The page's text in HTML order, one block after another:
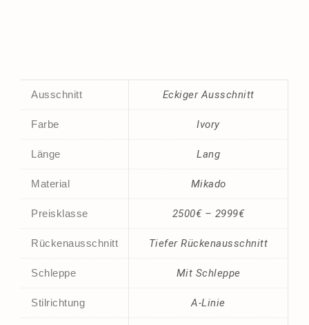
Ausschnitt Eckiger Ausschnitt
Farbe Ivory
Länge Lang
Material Mikado
Preisklasse 2500€ – 2999€
Rückenausschnitt Tiefer Rückenausschnitt
Schleppe Mit Schleppe
Stilrichtung A-Linie